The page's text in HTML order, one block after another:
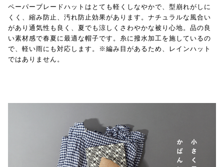
ペーパーブレードハットはとても軽くしなやかで、型崩れがしに
くく、縮み防止、汚れ防止効果があります。ナチュラルな風合い
があり通気性も良く、夏でも涼しくさわやかな被り心地。品の良
い素材感で春夏に最適な帽子です。糸に撥水加工を施しているの
で、軽い雨にも対応します。※編み目があるため、レインハット
ではありません。